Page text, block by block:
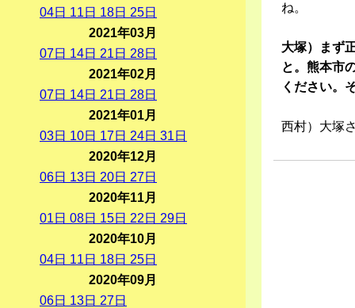
ね。
大塚）まず
と。熊本市
ください。
西村）大塚
04日 11 日 18日 25日
2021年03月
07日 14日 21 日 28日
2021年02月
07日 14日 21 日 28日
2021年01月
03日 10日 17日 24日 31 日
2020年12月
06日 13日 20日 27日
2020年11月
01 日 08日 15日 22 日 29日
2020年10月
04日 11 日 18日 25日
2020年09月
06日 13日 27日